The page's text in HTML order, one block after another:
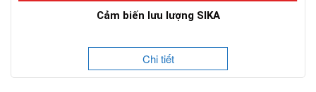
Cảm biến lưu lượng SIKA
Chi tiết